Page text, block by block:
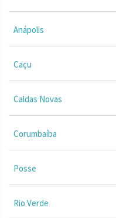
Anápolis
Caçu
Caldas Novas
Corumbaíba
Posse
Rio Verde